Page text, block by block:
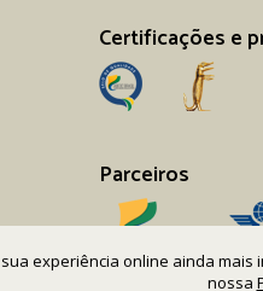
experiência online ainda
nossa
Certificações e
Parceiros